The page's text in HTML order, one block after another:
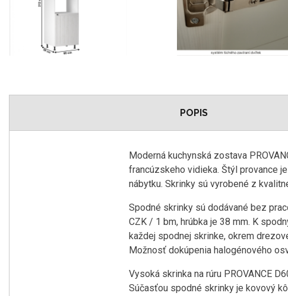
POPIS
Moderná kuchynská zostava
francúzskeho vidieka. Štýl provance
nábytku. Skrinky sú vyrobené z
Spodné skrinky sú dodávané bez
CZK / 1 bm, hrúbka je 38 mm. K
každej spodnej skrinke, okrem
Možnosť dokúpenia halogénového
Vysoká skrinka na rúru PROVANCE
Súčasťou spodné skrinky je kovový